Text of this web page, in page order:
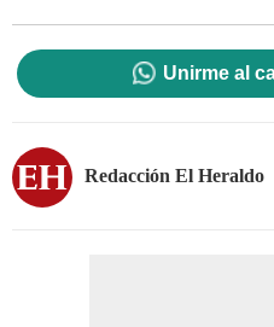
Unirme al
Redacción El Heraldo